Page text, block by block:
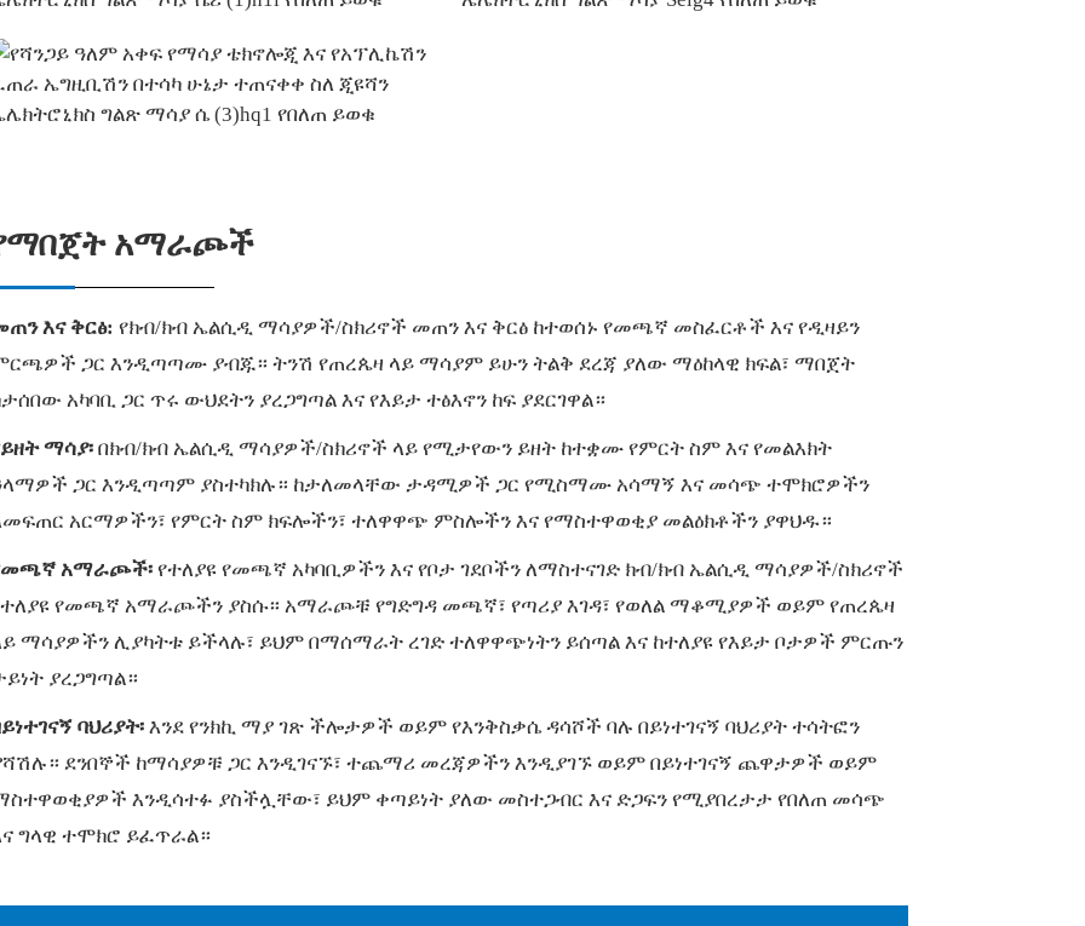
አማራጮች
እና ቅርፅ: የክብ/ክብ ኤልሲዲ ማሳያዎች/ስክሪኖች መጠን እና ቅርፅ ከተወሰኑ የመጫኛ መስፈርቶች እና የዲዛይን
ጋር እንዲጣጣሙ ያብጁ። ትንሽ የጠረጴዛ ላይ ማሳያም ይሁን ትልቅ ደረጃ ያለው ማዕከላዊ ክፍል፣ ማበጀት
አካባቢ ጋር ጥሩ ውህደትን ያረጋግጣል እና የእይታ ተፅእኖን ከፍ ያደርገዋል።
ማሳያ፡ በክብ/ክብ ኤልሲዲ ማሳያዎች/ስክሪኖች ላይ የሚታየውን ይዘት ከተቋሙ የምርት ስም እና የመልእክት
ጋር እንዲጣጣም ያስተካክሉ። ከታለመላቸው ታዳሚዎች ጋር የሚስማሙ አሳማኝ እና መሳጭ ተሞክሮዎችን
አርማዎችን፣ የምርት ስም ክፍሎችን፣ ተለዋዋጭ ምስሎችን እና የማስተዋወቂያ መልዕክቶችን ያዋህዱ።
አማራጮች፡ የተለያዩ የመጫኛ አካባቢዎችን እና የቦታ ገደቦችን ለማስተናገድ ክብ/ክብ ኤልሲዲ ማሳያዎች/ስክሪኖች
የመጫኛ አማራጮችን ያስሱ። አማራጮቹ የግድግዳ መጫኛ፣ የጣሪያ እገዳ፣ የወለል ማቆሚያዎች ወይም የጠረጴዛ
ማሳያዎችን ሊያካትቱ ይችላሉ፣ ይህም በማሰማራት ረገድ ተለዋዋጭነትን ይሰጣል እና ከተለያዩ የእይታ ቦታዎች ምርጡን
ያረጋግጣል።
ባህሪያት፡ እንደ የንክኪ ማያ ገጽ ችሎታዎች ወይም የእንቅስቃሴ ዳሳሾች ባሉ በይነተገናኝ ባህሪያት ተሳትፎን
ደንበኞች ከማሳያዎቹ ጋር እንዲገናኙ፣ ተጨማሪ መረጃዎችን እንዲያገኙ ወይም በይነተገናኝ ጨዋታዎች ወይም
እንዲሳተፉ ያስችሏቸው፣ ይህም ቀጣይነት ያለው መስተጋብር እና ድጋፍን የሚያበረታታ የበለጠ መሳጭ
ግላዊ ተሞክሮ ይፈጥራል።